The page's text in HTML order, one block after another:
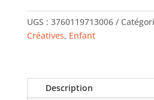
Tampons
Savane
UGS : 3760119713006
Créatives, Enfant
Description